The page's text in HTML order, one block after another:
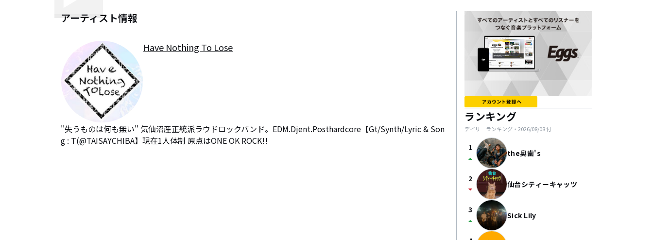
アーティスト情報
Have Nothing To Lose
''失うものは何も無い'' 気仙沼産正統派ラウドロックバンド。EDM.Djent.Posthardcore【Gt/Synth/Lyric & Son
g : T(@TAISAYCHIBA】現在1人体制 原点はONE OK ROCK!!
ランキング
デイリーランキング・ 2026/08/08付
1
arrow_drop_up the奥歯's
2
arrow_drop_down 仙台シティーキャッツ
3
arrow_drop_up Sick Lily